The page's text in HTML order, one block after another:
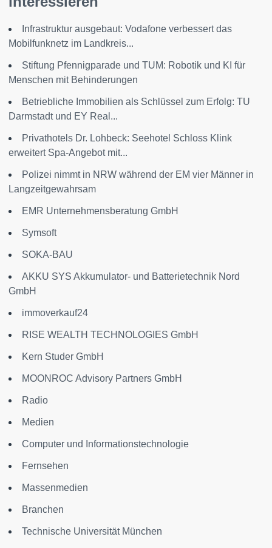
Infrastruktur ausgebaut: Vodafone verbessert das
Mobilfunknetz im Landkreis...
Stiftung Pfennigparade und TUM: Robotik und KI für
Menschen mit Behinderungen
Betriebliche Immobilien als Schlüssel zum Erfolg: TU
Darmstadt und EY Real...
Privathotels Dr. Lohbeck: Seehotel Schloss Klink
erweitert Spa-Angebot mit...
Polizei nimmt in NRW während der EM vier Männer in
Langzeitgewahrsam
EMR Unternehmensberatung GmbH
Symsoft
SOKA-BAU
AKKU SYS Akkumulator- und Batterietechnik Nord
GmbH
immoverkauf24
RISE WEALTH TECHNOLOGIES GmbH
Kern Studer GmbH
MOONROC Advisory Partners GmbH
Radio
Medien
Computer und Informationstechnologie
Fernsehen
Massenmedien
Branchen
Technische Universität München